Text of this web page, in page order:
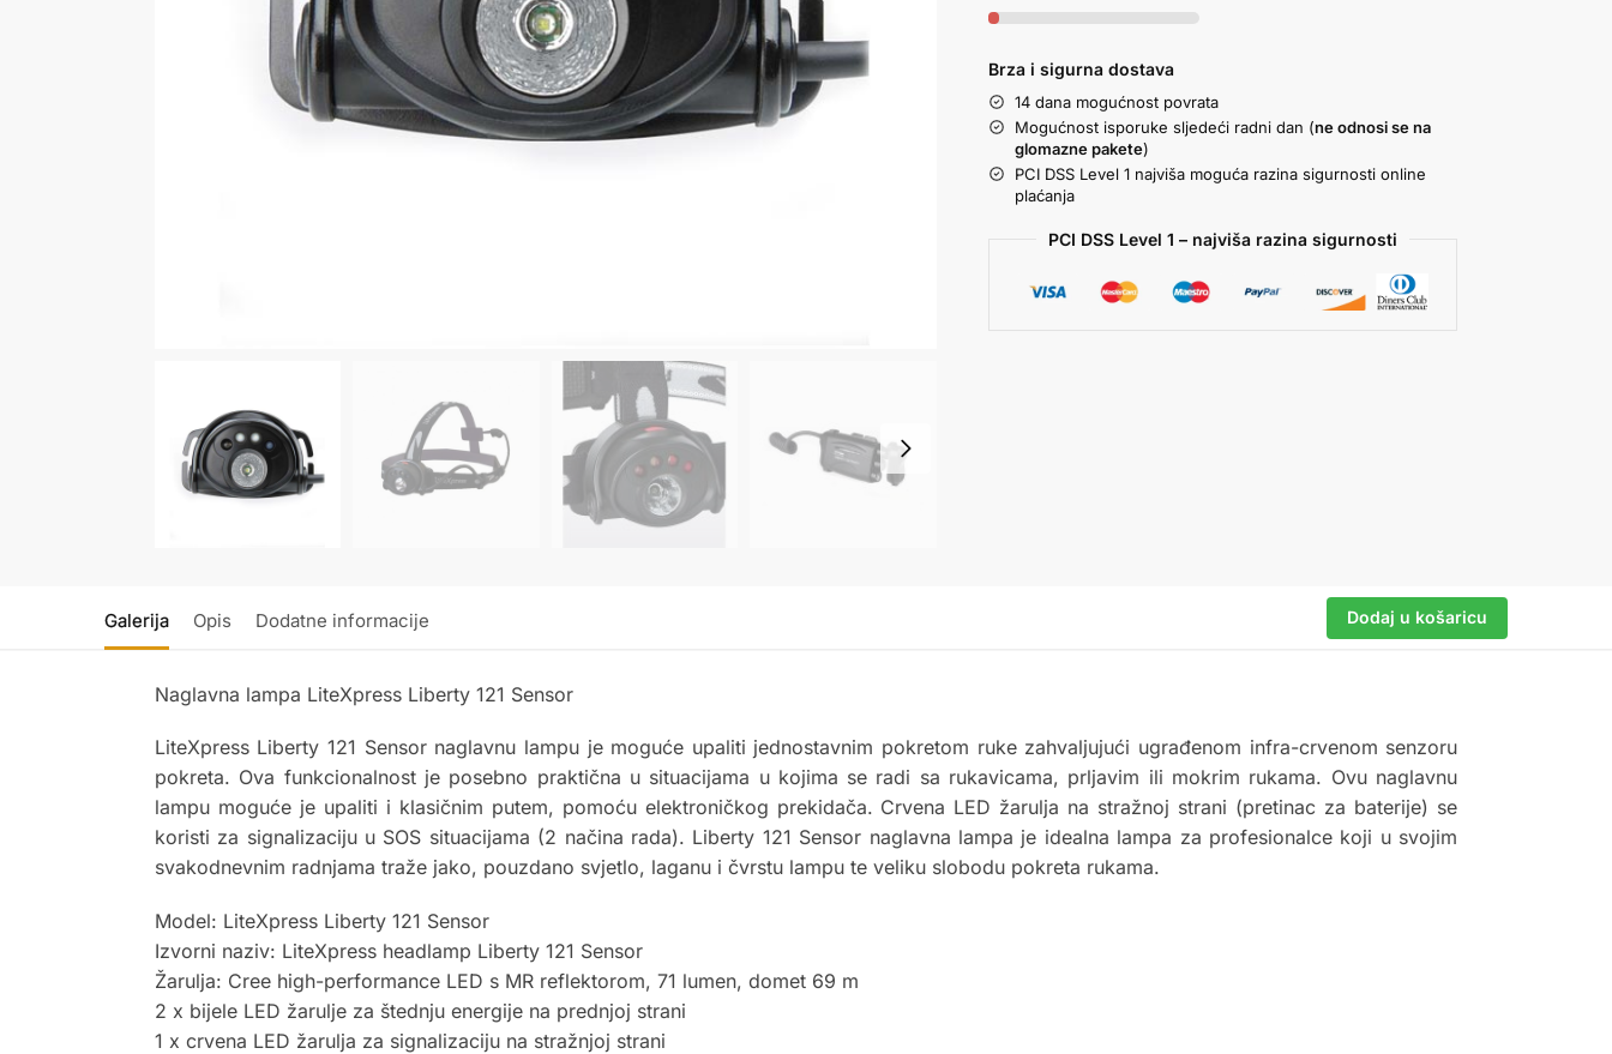
Brza i sigurna dostava
14 dana mogućnost povrata
Mogućnost isporuke sljedeći radni dan (ne odnosi se na
glomazne pakete)
PCI DSS Level 1 najviša moguća razina sigurnosti online
plaćanja
PCI DSS Level 1 – najviša razina sigurnosti
Galerija Opis Dodatne informacije Dodaj u košaricu
Naglavna lampa LiteXpress Liberty 121 Sensor
LiteXpress Liberty 121 Sensor naglavnu lampu je moguće upaliti jednostavnim pokretom ruke zahvaljujući ugrađenom infra-crvenom senzoru
pokreta. Ova funkcionalnost je posebno praktična u situacijama u kojima se radi sa rukavicama, prljavim ili mokrim rukama. Ovu naglavnu
lampu moguće je upaliti i klasičnim putem, pomoću elektroničkog prekidača. Crvena LED žarulja na stražnoj strani (pretinac za baterije) se
koristi za signalizaciju u SOS situacijama (2 načina rada). Liberty 121 Sensor naglavna lampa je idealna lampa za profesionalce koji u svojim
svakodnevnim radnjama traže jako, pouzdano svjetlo, laganu i čvrstu lampu te veliku slobodu pokreta rukama.
Model: LiteXpress Liberty 121 Sensor
Izvorni naziv: LiteXpress headlamp Liberty 121 Sensor
Žarulja: Cree high-performance LED s MR reflektorom, 71 lumen, domet 69 m
2 x bijele LED žarulje za štednju energije na prednjoj strani
1 x crvena LED žarulja za signalizaciju na stražnjoj strani